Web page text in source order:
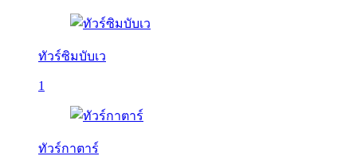
ทัวร์ซิมบับเว
1
ทัวร์กาตาร์